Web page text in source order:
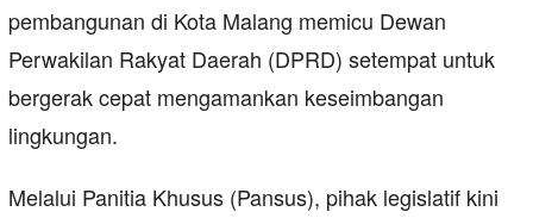
pembangunan di Kota Malang memicu Dewan
Perwakilan Rakyat Daerah (DPRD) setempat untuk
bergerak cepat mengamankan keseimbangan
lingkungan.
Melalui Panitia Khusus (Pansus), pihak legislatif kini